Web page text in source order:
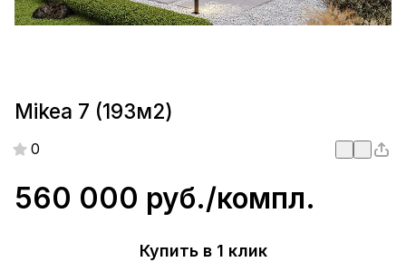
Mikea 7 (193м2)
0
560 000 руб./компл.
Купить в 1 клик